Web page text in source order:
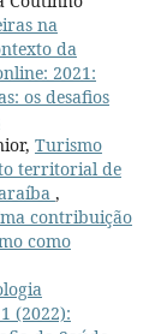
na
da
2021:
os desafios
Turismo
territorial de
,
contribuição
como
(2022):